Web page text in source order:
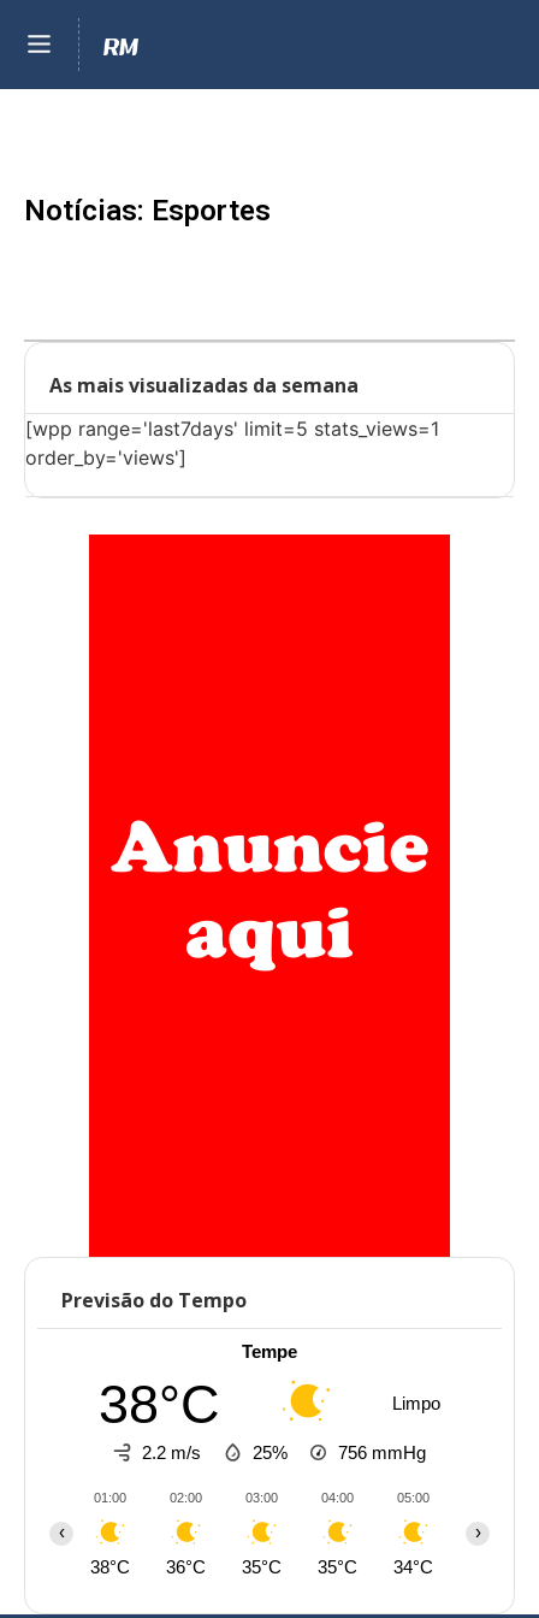
Notícias: Esportes
As mais visualizadas da semana
[wpp range='last7days' limit=5 stats_views=1
order_by='views']
Previsão do Tempo
Tempe
38°C Limpo
2.2 m/s 25% 756 mmHg
01:00
38°C
02:00
36°C
03:00
35°C
04:00
35°C
05:00
34°C
‹ ›